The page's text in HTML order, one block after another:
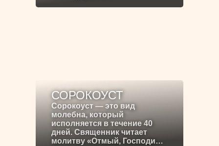
СОРОКОУСТ
Сорокоуст — это вид
молебна, который
исполняется в течение 40
дней. Священник читает
молитву «Отмый, Господи…